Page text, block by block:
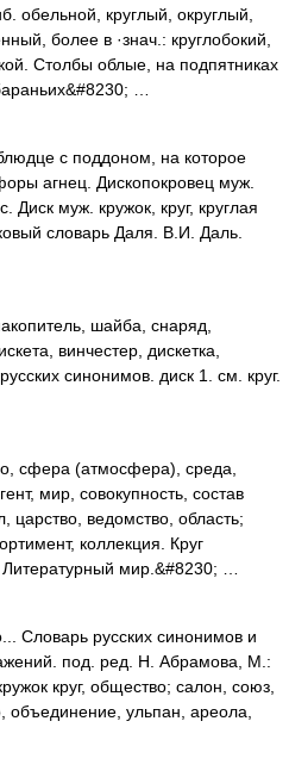
обельной, круглый, округлый,
более в ·знач.: круглобокий,
Столбы облые, на подпятниках
…
с поддоном, на которое
агнец. Дископокровец муж.
Диск муж. кружок, круг, круглая
словарь Даля. В.И. Даль.
шайба, снаряд,
винчестер, дискетка,
синонимов. диск 1. см. круг.
сфера (атмосфера), среда,
мир, совокупность, состав
царство, ведомство, область;
коллекция. Круг
мир.&#8230; …
Словарь русских синонимов и
под. ред. Н. Абрамова, М.:
круг, общество; салон, союз,
объединение, ульпан, ареола,